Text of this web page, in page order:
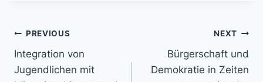
Post
navigation
PREVIOUS
Integration von
Jugendlichen mit
NEXT
Bürgerschaft und
Demokratie in ­Zeiten